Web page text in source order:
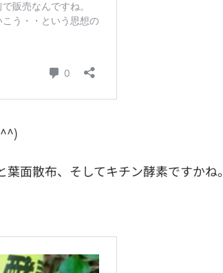
面散布、そしてキチン酵素ですかね。